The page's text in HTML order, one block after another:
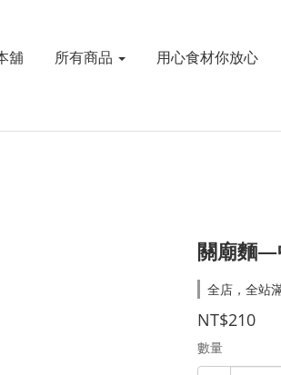
舖 所有商品 用心食材你放心
關廟麵—
全店，全站
NT$210
數量